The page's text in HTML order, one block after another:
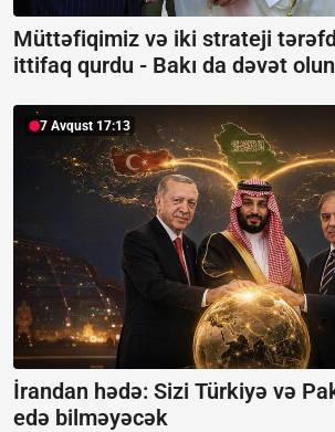
Müttəfiqimiz və iki strateji
ittifaq qurdu - Bakı da dəvət
7 Avqust 17:13
İrandan hədə: Sizi Türkiyə və
edə bilməyəcək